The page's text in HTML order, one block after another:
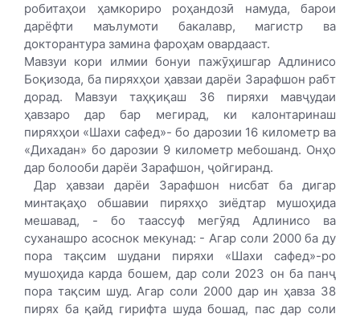
робитаҳои ҳамкориро роҳандозӣ намуда, барои
дарёфти маълумоти бакалавр, магистр ва
докторантура замина фароҳам овардааст.
Мавзуи кори илмии бонуи пажӯҳишгар Адлинисо
Боқизода, ба пиряхҳои ҳавзаи дарёи Зарафшон рабт
дорад. Мавзуи таҳқиқаш 36 пиряхи мавҷудаи
ҳавзаро дар бар мегирад, ки калонтаринаш
пиряхҳои «Шахи сафед»- бо дарозии 16 километр ва
«Дихадан» бо дарозии 9 километр мебошанд. Онҳо
дар болооби дарёи Зарафшон, ҷойгиранд.
Дар ҳавзаи дарёи Зарафшон нисбат ба дигар
минтақаҳо обшавии пиряхҳо зиёдтар мушоҳида
мешавад, - бо таассуф мегӯяд Адлинисо ва
суханашро асоснок мекунад: - Агар соли 2000 ба ду
пора тақсим шудани пиряхи «Шахи сафед»-ро
мушоҳида карда бошем, дар соли 2023 он ба панҷ
пора тақсим шуд. Агар соли 2000 дар ин ҳавза 38
пирях ба қайд гирифта шуда бошад, пас дар соли